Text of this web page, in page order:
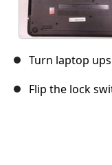
Turn laptop
Flip the lock